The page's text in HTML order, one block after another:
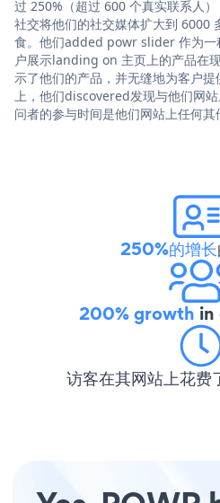
过 250%（超过 600 个真实联系人
社交将他们的社交媒体扩大到 6000
食。他们added powr slider 作为一
户展示landing on 主页上的产品在
示了他们的产品，并无缝地为客户
上，他们discovered发现与他们网
问者的参与时间是他们网站上任何其
250%的增长
200% growth in
访客在其网站上花费